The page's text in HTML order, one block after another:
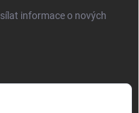
informace o nových